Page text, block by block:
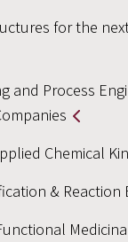
for the
and Process
Chemical
& Reaction